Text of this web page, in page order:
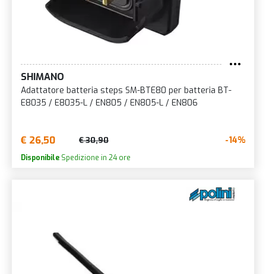
SHIMANO
Adattatore batteria steps SM-BTE80 per batteria BT-
E8035 / E8035-L / EN805 / EN805-L / EN806
€ 26,50 € 30,90 -14%
Disponibile Spedizione in 24 ore